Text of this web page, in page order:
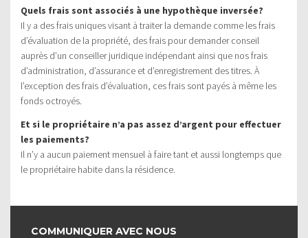
Quels frais sont associés à une hypothèque inversée?
Il y a des frais uniques visant à traiter la demande comme les frais
d’évaluation de la propriété, des frais pour demander conseil
auprès d’un conseiller juridique indépendant ainsi que nos frais
d’administration, d’assurance et d’enregistrement des titres. À
l’exception des frais d’évaluation, ces frais sont payés à même les
fonds octroyés.
Et si le propriétaire n’a pas assez d’argent pour effectuer
les paiements?
Il n’y a aucun paiement mensuel à faire tant et aussi longtemps que
le propriétaire habite dans la résidence.
COMMUNIQUER AVEC NOUS